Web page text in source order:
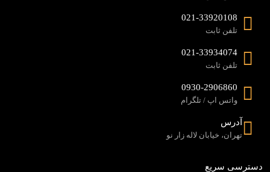
021-33920108
تلفن ثابت
021-33934074
تلفن ثابت
0930-2906860
واتس اپ / تلگرام
آدرس
تهران، خیابان لاله زار نو
دسترسی سریع